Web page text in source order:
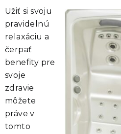
Užiť si svoju
pravidelnú
relaxáciu a
čerpať
benefity pre
svoje
zdravie
môžete
práve v
tomto